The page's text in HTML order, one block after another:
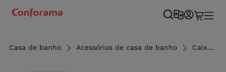
Casa de banho Acessórios de casa de banho Caixote de lixo